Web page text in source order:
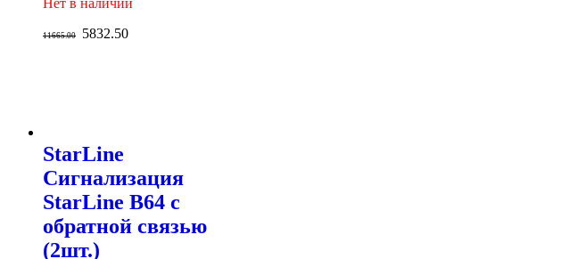
Нет в наличии
11665.00 5832.50
StarLine
Сигнализация
StarLine B64 с
обратной связью
(2шт.)